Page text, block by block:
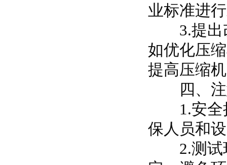
业标准进
3.提出改
如优化压
提高压缩
四、注
1.安全措
保人员和
2.测试环